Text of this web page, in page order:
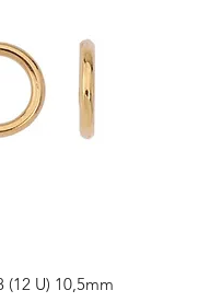
(12 U) 10,5mm